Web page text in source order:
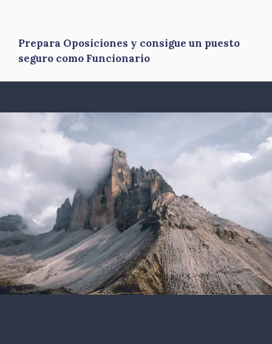
Prepara Oposiciones y consigue un puesto
seguro como Funcionario